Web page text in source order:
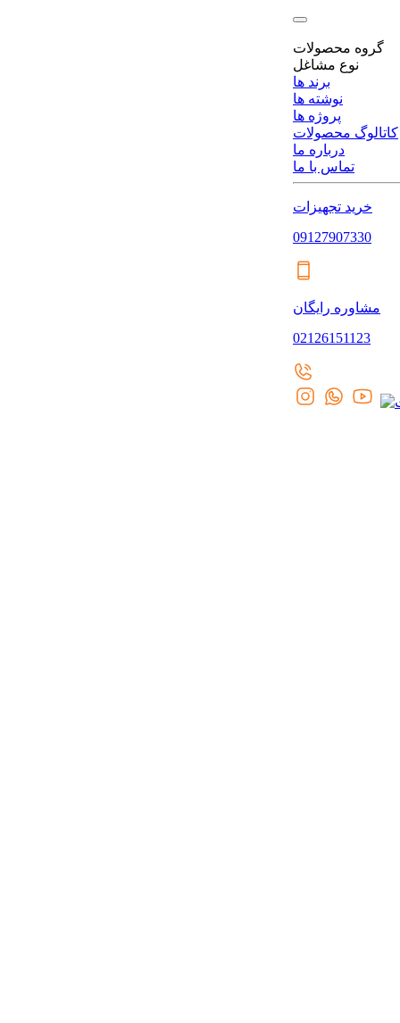
گروه محصولات
نوع مشاغل
برند ها
نوشته ها
پروژه ها
کاتالوگ محصولات
درباره ما
تماس با ما
خرید تجهیزات
09127907330
مشاوره رایگان
02126151123